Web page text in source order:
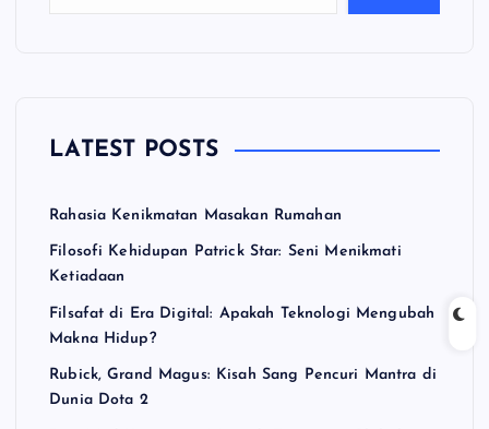
LATEST POSTS
Rahasia Kenikmatan Masakan Rumahan
Filosofi Kehidupan Patrick Star: Seni Menikmati
Ketiadaan
Filsafat di Era Digital: Apakah Teknologi Mengubah
Makna Hidup?
Rubick, Grand Magus: Kisah Sang Pencuri Mantra di
Dunia Dota 2